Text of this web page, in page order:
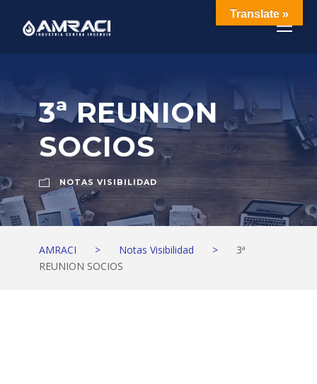
3ª REUNION
SOCIOS
NOTAS VISIBILIDAD
AMRACI > Notas Visibilidad >
3ª
REUNION SOCIOS
Translate »